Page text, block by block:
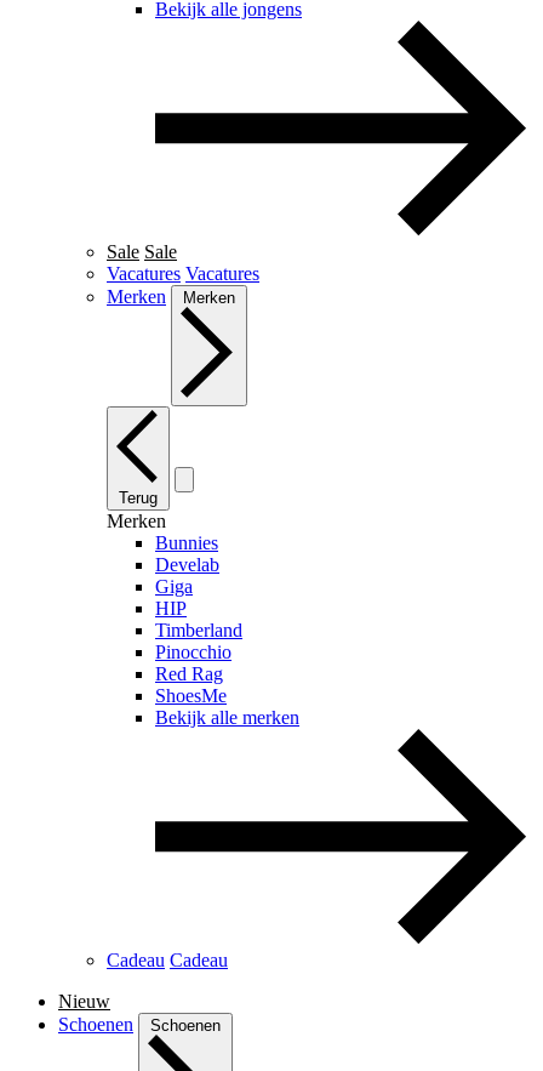
Bekijk alle jongens
Sale Sale
Vacatures Vacatures
Merken
Merken
Terug
Merken
Bunnies
Develab
Giga
HIP
Timberland
Pinocchio
Red Rag
ShoesMe
Bekijk alle merken
Cadeau Cadeau
Nieuw
Schoenen
Schoenen